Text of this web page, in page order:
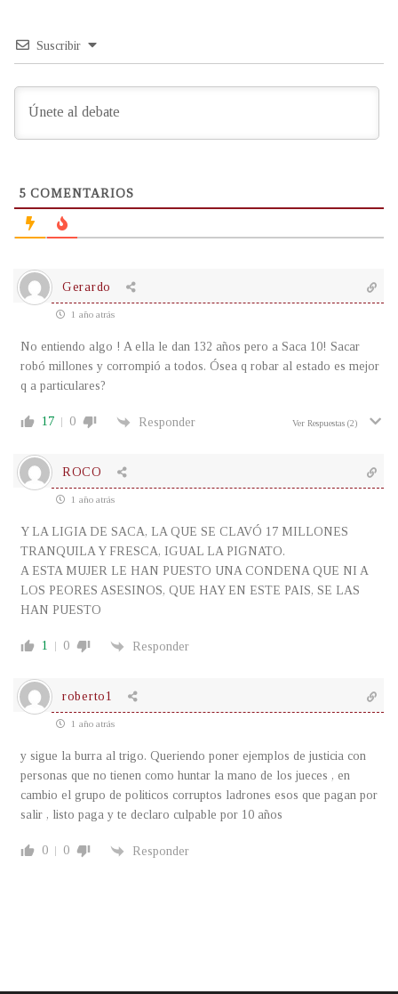
Suscribir
5 COMENTARIOS
Gerardo
1 año atrás
No entiendo algo ! A ella le dan 132 años pero a Saca 10! Sacar
robó millones y corrompió a todos. Ósea q robar al estado es mejor
q a particulares?
17 0 Responder Ver Respuestas (2)
ROCO
1 año atrás
Y LA LIGIA DE SACA, LA QUE SE CLAVÓ 17 MILLONES
TRANQUILA Y FRESCA, IGUAL LA PIGNATO.
A ESTA MUJER LE HAN PUESTO UNA CONDENA QUE NI A
LOS PEORES ASESINOS, QUE HAY EN ESTE PAIS, SE LAS
HAN PUESTO
1 0 Responder
roberto1
1 año atrás
y sigue la burra al trigo. Queriendo poner ejemplos de justicia con
personas que no tienen como huntar la mano de los jueces , en
cambio el grupo de politicos corruptos ladrones esos que pagan por
salir , listo paga y te declaro culpable por 10 años
0 0 Responder